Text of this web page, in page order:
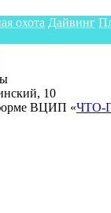
охота Дайвинг
10
ВЦИП «ЧТО-